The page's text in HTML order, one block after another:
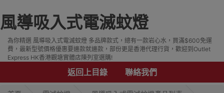
風導吸入式電滅蚊燈
為你精選 風導吸入式電滅蚊燈 多品牌款式，總有一款岩心水，買滿$600免運
費，最新型號價格優惠要邊款就邊款，部份更是香港代理行貨，歡迎到Outlet
Express HK香港觀塘實體店陳列室選購!
返回上目錄 聯絡我們